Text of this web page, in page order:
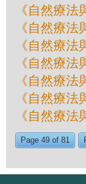
《自然療
《自然療
《自然療
《自然療
《自然療
《自然療
《自然療
Page 49 of 81